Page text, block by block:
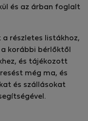
és az árban foglalt
részletes listákhoz,
korábbi bérlőktől
és tájékozott
még ma, és
és szállásokat